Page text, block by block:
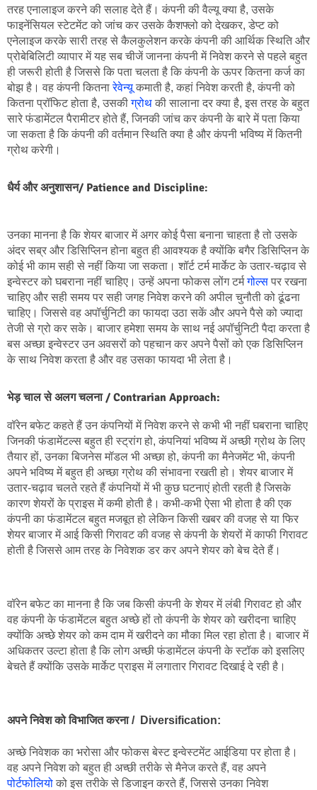
तरह एनालाइज करने की सलाह देते हैं। कंपनी की वैल्यू क्या है, उसके
फाइनेंसियल स्टेटमेंट को जांच कर उसके कैशफ्लो को देखकर, डेप्ट को
एनेलाइज करके सारी तरह से कैलकुलेशन करके कंपनी की आर्थिक स्थिति और
प्रोबेबिलिटी व्यापार में यह सब चीजें जानना कंपनी में निवेश करने से पहले बहुत
ही जरूरी होती है जिससे कि पता चलता है कि कंपनी के ऊपर कितना कर्ज का
बोझ है। वह कंपनी कितना रेवेन्यू कमाती है, कहां निवेश करती है, कंपनी को
कितना प्रॉफिट होता है, उसकी ग्रोथ की सालाना दर क्या है, इस तरह के बहुत
सारे फंडामेंटल पैरामीटर होते हैं, जिनकी जांच कर कंपनी के बारे में पता किया
जा सकता है कि कंपनी की वर्तमान स्थिति क्या है और कंपनी भविष्य में कितनी
ग्रोथ करेगी।
धैर्य और अनुशासन/ Patience and Discipline:
उनका मानना है कि शेयर बाजार में अगर कोई पैसा बनाना चाहता है तो उसके
अंदर सब्र और डिसिप्लिन होना बहुत ही आवश्यक है क्योंकि बगैर डिसिप्लिन के
कोई भी काम सही से नहीं किया जा सकता। शॉर्ट टर्म मार्केट के उतार-चढ़ाव से
इन्वेस्टर को घबराना नहीं चाहिए। उन्हें अपना फोकस लोंग टर्म गोल्स पर रखना
चाहिए और सही समय पर सही जगह निवेश करने की अपील चुनौती को ढूंढना
चाहिए। जिससे वह अपॉर्चुनिटी का फायदा उठा सकें और अपने पैसे को ज्यादा
तेजी से ग्रो कर सके। बाजार हमेशा समय के साथ नई अपॉर्चुनिटी पैदा करता है
बस अच्छा इन्वेस्टर उन अवसरों को पहचान कर अपने पैसों को एक डिसिप्लिन
के साथ निवेश करता है और वह उसका फायदा भी लेता है।
भेड़ चाल से अलग चलना / Contrarian Approach:
वॉरेन बफेट कहते हैं उन कंपनियों में निवेश करने से कभी भी नहीं घबराना चाहिए
जिनकी फंडामेंटल्स बहुत ही स्ट्रांग हो, कंपनियां भविष्य में अच्छी ग्रोथ के लिए
तैयार हों, उनका बिजनेस मॉडल भी अच्छा हो, कंपनी का मैनेजमेंट भी, कंपनी
अपने भविष्य में बहुत ही अच्छा ग्रोथ की संभावना रखती हो। शेयर बाजार में
उतार-चढ़ाव चलते रहते हैं कंपनियों में भी कुछ घटनाएं होती रहती है जिसके
कारण शेयरों के प्राइस में कमी होती है। कभी-कभी ऐसा भी होता है की एक
कंपनी का फंडामेंटल बहुत मजबूत हो लेकिन किसी खबर की वजह से या फिर
शेयर बाजार में आई किसी गिरावट की वजह से कंपनी के शेयरों में काफी गिरावट
होती है जिससे आम तरह के निवेशक डर कर अपने शेयर को बेच देते हैं।
वॉरेन बफेट का मानना है कि जब किसी कंपनी के शेयर में लंबी गिरावट हो और
वह कंपनी के फंडामेंटल बहुत अच्छे हों तो कंपनी के शेयर को खरीदना चाहिए
क्योंकि अच्छे शेयर को कम दाम में खरीदने का मौका मिल रहा होता है। बाजार में
अधिकतर उल्टा होता है कि लोग अच्छी फंडामेंटल कंपनी के स्टॉक को इसलिए
बेचते हैं क्योंकि उसके मार्केट प्राइस में लगातार गिरावट दिखाई दे रही है।
अपने निवेश को विभाजित करना /  Diversification:
अच्छे निवेशक का भरोसा और फोकस बेस्ट इन्वेस्टमेंट आईडिया पर होता है।
वह अपने निवेश को बहुत ही अच्छी तरीके से मैनेज करते हैं, वह अपने
पोर्टफोलियो को इस तरीके से डिजाइन करते हैं, जिससे उनका निवेश